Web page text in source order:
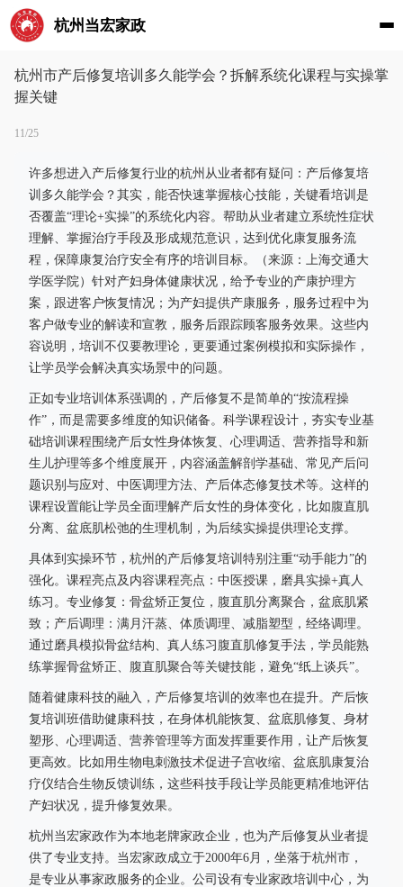
杭州当宏家政
杭州市产后修复培训多久能学会？拆解系统化课程与实操掌
握关键
11/25
许多想进入产后修复行业的杭州从业者都有疑问：产后修复培
训多久能学会？其实，能否快速掌握核心技能，关键看培训是
否覆盖“理论+实操”的系统化内容。帮助从业者建立系统性症状
理解、掌握治疗手段及形成规范意识，达到优化康复服务流
程，保障康复治疗安全有序的培训目标。（来源：上海交通大
学医学院）针对产妇身体健康状况，给予专业的产康护理方
案，跟进客户恢复情况；为产妇提供产康服务，服务过程中为
客户做专业的解读和宣教，服务后跟踪顾客服务效果。这些内
容说明，培训不仅要教理论，更要通过案例模拟和实际操作，
让学员学会解决真实场景中的问题。
正如专业培训体系强调的，产后修复不是简单的“按流程操
作”，而是需要多维度的知识储备。科学课程设计，夯实专业基
础培训课程围绕产后女性身体恢复、心理调适、营养指导和新
生儿护理等多个维度展开，内容涵盖解剖学基础、常见产后问
题识别与应对、中医调理方法、产后体态修复技术等。这样的
课程设置能让学员全面理解产后女性的身体变化，比如腹直肌
分离、盆底肌松弛的生理机制，为后续实操提供理论支撑。
具体到实操环节，杭州的产后修复培训特别注重“动手能力”的
强化。课程亮点及内容课程亮点：中医授课，磨具实操+真人
练习。专业修复：骨盆矫正复位，腹直肌分离聚合，盆底肌紧
致；产后调理：满月汗蒸、体质调理、减脂塑型，经络调理。
通过磨具模拟骨盆结构、真人练习腹直肌修复手法，学员能熟
练掌握骨盆矫正、腹直肌聚合等关键技能，避免“纸上谈兵”。
随着健康科技的融入，产后修复培训的效率也在提升。产后恢
复培训班借助健康科技，在身体机能恢复、盆底肌修复、身材
塑形、心理调适、营养管理等方面发挥重要作用，让产后恢复
更高效。比如用生物电刺激技术促进子宫收缩、盆底肌康复治
疗仪结合生物反馈训练，这些科技手段让学员能更精准地评估
产妇状况，提升修复效果。
杭州当宏家政作为本地老牌家政企业，也为产后修复从业者提
供了专业支持。当宏家政成立于2000年6月，坐落于杭州市，
是专业从事家政服务的企业。公司设有专业家政培训中心，为